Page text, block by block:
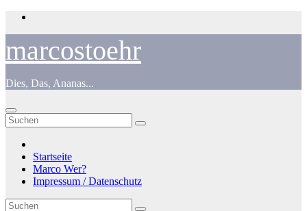
Zum
marcostoehr
Dies, Das, Ananas...
Startseite
Marco Wer?
Impressum / Datenschutz